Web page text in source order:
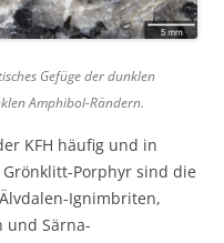
Gefüge der dunklen
Amphibol-Rändern.
KFH häufig und in
Porphyr sind die
Ignimbriten,
und Särna-